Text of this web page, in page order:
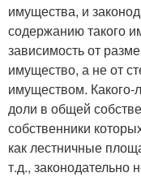
имущества, и
содержанию такого
зависимость от
имущество, а не от
имуществом. Какого-
доли в общей
собственники
как лестничные
т.д., законодательно